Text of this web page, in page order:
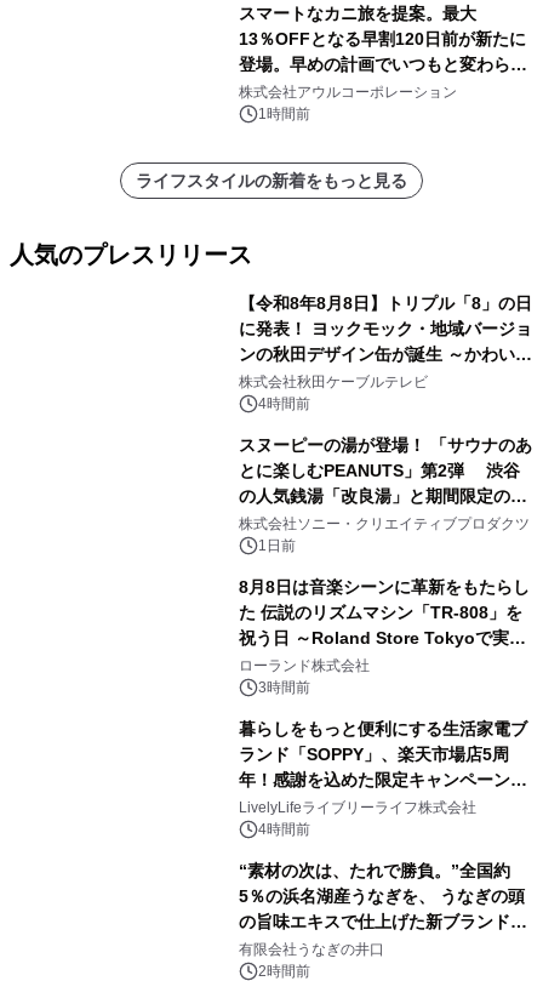
スマートなカニ旅を提案。最大
13％OFFとなる早割120日前が新たに
登場。早めの計画でいつもと変わらぬ
大人の冬旅を。ー夕日ヶ浦温泉「佳松
苑 別邸ふうか」ー
株式会社アウルコーポレーション
1時間前
ライフスタイルの新着をもっと見る
人気のプレスリリース
【令和8年8月8日】トリプル「8」の日
に発表！ ヨックモック・地域バージョ
ンの秋田デザイン缶が誕生 ～かわいい
秋田犬の子犬と秋田の四季と名所を巡
るパッケージ～ 9月1日(火)秋田県内で
株式会社秋田ケーブルテレビ
4時間前
スヌーピーの湯が登場！ 「サウナのあ
とに楽しむPEANUTS」第2弾 渋谷
の人気銭湯「改良湯」と期間限定のコ
ラボレーション サウナイキタイコラ
ボグッズも発売決定！
株式会社ソニー・クリエイティブプロダクツ
1日前
8月8日は音楽シーンに革新をもたらし
た 伝説のリズムマシン「TR-808」を
祝う日 ～Roland Store Tokyoで実機
を展示しての 記念キャンペーンを開
催 英国ラジオ「NTS」の 特別プログ
アーティストを フィーチャーしたアニ
メーションを公開～
ローランド株式会社
3時間前
暮らしをもっと便利にする生活家電ブ
ランド「SOPPY」、楽天市場店5周
年！感謝を込めた限定キャンペーンを
8月10日より開催
LivelyLifeライブリーライフ株式会社
4時間前
“素材の次は、たれで勝負。”全国約
5％の浜名湖産うなぎを、 うなぎの頭
の旨味エキスで仕上げた新ブランド
「井口の誉」誕生
有限会社うなぎの井口
2時間前